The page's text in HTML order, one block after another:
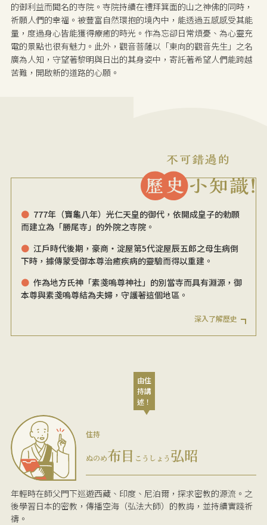
的御利益而聞名的寺院。寺院持續在禮拜箕面的山之神佛的同時，
祈願人們的幸福。被豐富自然環抱的境內中，能透過五感感受其能
量，度過身心皆能獲得療癒的時光。作為忘卻日常煩憂、為心靈充
電的景點也很有魅力。此外，觀音菩薩以「東向的觀音先生」之名
廣為人知，守望著黎明與日出的其身姿中，寄託著希望人們能跨越
苦難，開啟新的道路的心願。
777年（寶龜八年）光仁天皇的御代，依開成皇子的勅願
而建立為「勝尾寺」的外院之寺院。
江戶時代後期，豪商・淀屋第5代淀屋辰五郎之母生病倒
下時，據傳蒙受御本尊治癒疾病的靈驗而得以重建。
作為地方氏神「素戔嗚尊神社」的別當寺而具有淵源，御
本尊與素戔嗚尊結為夫婦，守護著這個地區。
深入了解歷史
由住
持講
述！
住持
ぬのめ布目 こうしょう 弘昭
年輕時在師父門下巡遊西藏、印度、尼泊爾，探求密教的源流。之
後學習日本的密教，傳播空海（弘法大師）的教誨，並持續實踐祈
禱。